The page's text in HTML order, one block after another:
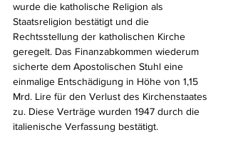
wurde die katholische Religion als
Staatsreligion bestätigt und die
Rechtsstellung der katholischen Kirche
geregelt. Das Finanzabkommen wiederum
sicherte dem Apostolischen Stuhl eine
einmalige Entschädigung in Höhe von 1,15
Mrd. Lire für den Verlust des Kirchenstaates
zu. Diese Verträge wurden 1947 durch die
italienische Verfassung bestätigt.